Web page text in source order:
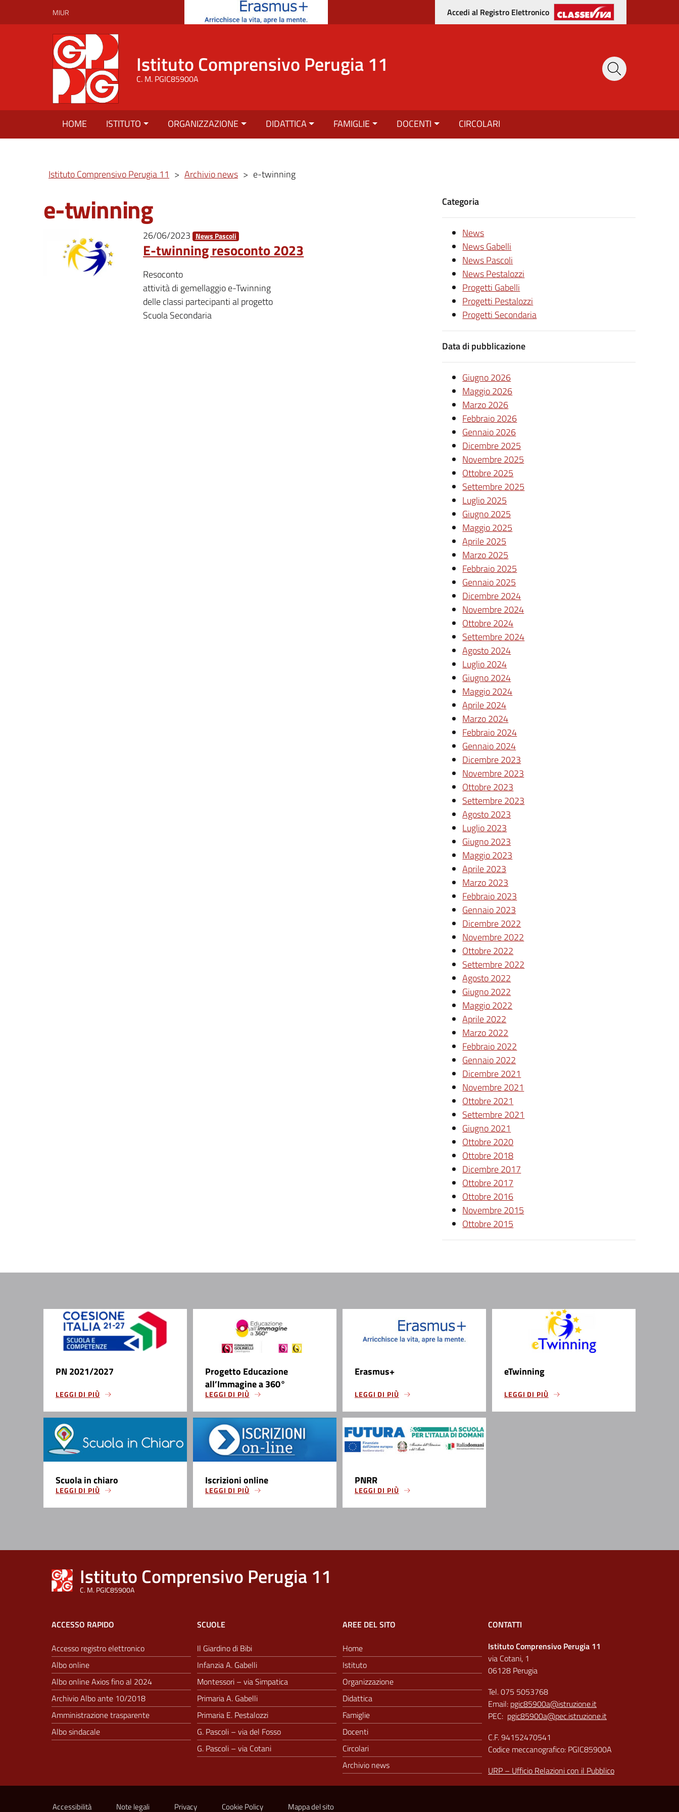
MIUR Accedi al Registro Elettronico
Istituto Comprensivo Perugia 11
C. M. PGIC85900A
HOME ISTITUTO ORGANIZZAZIONE DIDATTICA FAMIGLIE DOCENTI CIRCOLARI
Istituto Comprensivo Perugia 11 > Archivio news > e-twinning
e-twinning
26/06/2023 News Pascoli
E-twinning resoconto 2023
Resoconto
attività di gemellaggio e-Twinning
delle classi partecipanti al progetto
Scuola Secondaria
Categoria
News
News Gabelli
News Pascoli
News Pestalozzi
Progetti Gabelli
Progetti Pestalozzi
Progetti Secondaria
Data di pubblicazione
Giugno 2026
Maggio 2026
Marzo 2026
Febbraio 2026
Gennaio 2026
Dicembre 2025
Novembre 2025
Ottobre 2025
Settembre 2025
Luglio 2025
Giugno 2025
Maggio 2025
Aprile 2025
Marzo 2025
Febbraio 2025
Gennaio 2025
Dicembre 2024
Novembre 2024
Ottobre 2024
Settembre 2024
Agosto 2024
Luglio 2024
Giugno 2024
Maggio 2024
Aprile 2024
Marzo 2024
Febbraio 2024
Gennaio 2024
Dicembre 2023
Novembre 2023
Ottobre 2023
Settembre 2023
Agosto 2023
Luglio 2023
Giugno 2023
Maggio 2023
Aprile 2023
Marzo 2023
Febbraio 2023
Gennaio 2023
Dicembre 2022
Novembre 2022
Ottobre 2022
Settembre 2022
Agosto 2022
Giugno 2022
Maggio 2022
Aprile 2022
Marzo 2022
Febbraio 2022
Gennaio 2022
Dicembre 2021
Novembre 2021
Ottobre 2021
Settembre 2021
Giugno 2021
Ottobre 2020
Ottobre 2018
Dicembre 2017
Ottobre 2017
Ottobre 2016
Novembre 2015
Ottobre 2015
PN 2021/2027
LEGGI DI PIÙ
Progetto Educazione
all’Immagine a 360°
LEGGI DI PIÙ
Erasmus+
LEGGI DI PIÙ
eTwinning
LEGGI DI PIÙ
Scuola in chiaro
LEGGI DI PIÙ
Iscrizioni online
LEGGI DI PIÙ
PNRR
LEGGI DI PIÙ
Istituto Comprensivo Perugia 11
C. M. PGIC85900A
ACCESSO RAPIDO
Accesso registro elettronico
Albo online
Albo online Axios fino al 2024
Archivio Albo ante 10/2018
Amministrazione trasparente
Albo sindacale
SCUOLE
Il Giardino di Bibi
Infanzia A. Gabelli
Montessori – via Simpatica
Primaria A. Gabelli
Primaria E. Pestalozzi
G. Pascoli – via del Fosso
G. Pascoli – via Cotani
AREE DEL SITO
Home
Istituto
Organizzazione
Didattica
Famiglie
Docenti
Circolari
Archivio news
CONTATTI
Istituto Comprensivo Perugia 11
via Cotani, 1
06128 Perugia
Tel. 075 5053768
Email: pgic85900a@istruzione.it
PEC: pgic85900a@pec.istruzione.it
C.F. 94152470541
Codice meccanografico: PGIC85900A
URP – Ufficio Relazioni con il Pubblico
Accessibilità Note legali Privacy Cookie Policy Mappa del sito